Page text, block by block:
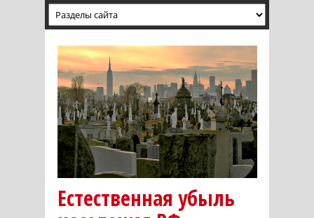
Естественная убыль